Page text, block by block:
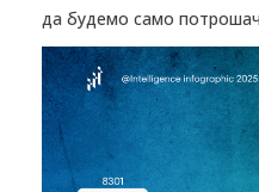
да будемо само